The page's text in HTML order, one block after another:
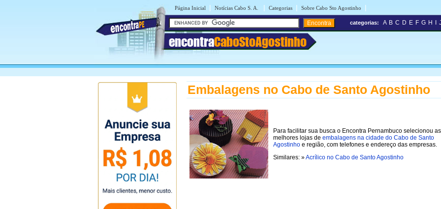
Página Inicial | Notícias Cabo S. A. | Categorias | Sobre Cabo Sto Agostinho |
encontraCaboStoAgostinho
categorias: A B C D E F G H
Embalagens no Cabo de Santo Agostinho
Para facilitar sua busca o Encontra Pernambuco selecionou as
melhores lojas de embalagens na cidade do Cabo de Santo
Agostinho e região, com telefones e endereço das empresas.
Similares: »Acrílico no Cabo de Santo Agostinho